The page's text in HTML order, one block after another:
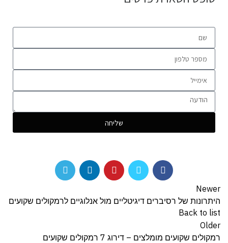
שליחה
Newer
היתרונות של רסיברים דיגיטליים מול אנלוגיים לרמקולים שקועים
Back to list
Older
רמקולים שקועים מומלצים – דירוג 7 רמקולים שקועים